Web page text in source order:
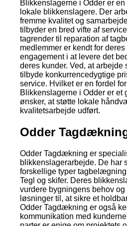
Blikkenslagerne i Odder er
lokale blikkenslagere. Der
fremme kvalitet og
tilbyder en bred vifte af
tagrender til reparation af
medlemmer er kendt for
engagement i at levere det
deres kunder. Ved, at arbejde
tilbyde konkurrencedygtige
service. Hvilket er en fordel
Blikkenslagerne i Odder er et
ønsker, at støtte lokale
kvalitetsarbejde udført.
Odder
Odder Tagdækning er
blikkenslagerarbejde. De har
forskellige typer
Tegl og skifer. Deres
vurdere bygningens behov
løsninger til, at sikre et
Odder Tagdækning er også
kommunikation med